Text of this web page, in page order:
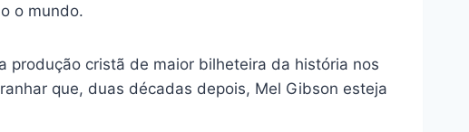
o mundo.
produção cristã de maior bilheteira da história nos
que, duas décadas depois, Mel Gibson esteja